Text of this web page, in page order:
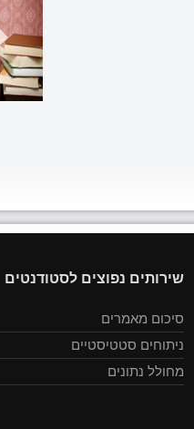
שירותים נפוצים לסטודנטים
סיכום מאמרים
ניתוחים סטטיסטיים
מחולל נתונים